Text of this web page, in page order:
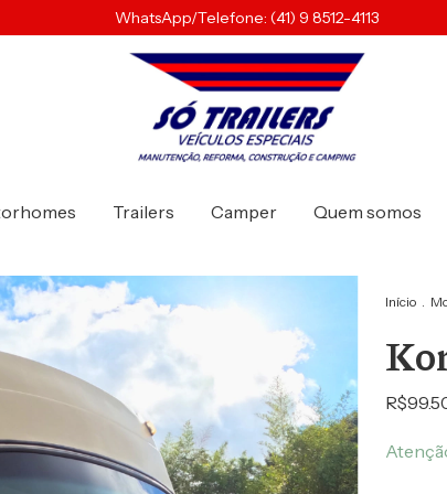
WhatsApp/Telefone: (41) 9 8512-4113
Trailers Camper Quem somos
Início .